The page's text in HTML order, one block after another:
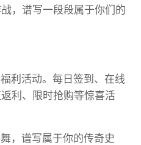
，谱写一段段属于你们的
利活动。每日签到、在线
利、限时抢购等惊喜活
，谱写属于你的传奇史